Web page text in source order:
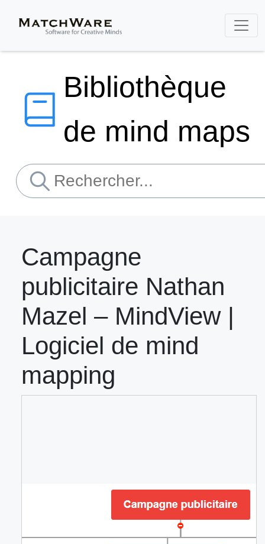
Bibliothèque
de mind maps
Campagne
publicitaire Nathan
Mazel – MindView |
Logiciel de mind
mapping